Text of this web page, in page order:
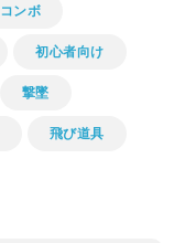
コンボ
初心者向け
撃墜
飛び道具